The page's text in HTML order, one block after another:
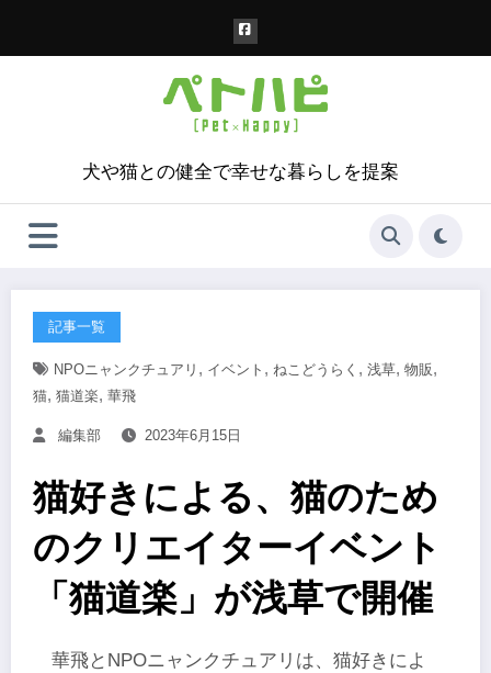
犬や猫との健全で幸せな暮らしを提案
記事一覧
NPOニャンクチュアリ , イベント , ねこどうらく , 浅草, 物販 ,
猫, 猫道楽, 華飛
編集部 2023年6月15日
猫好きによる、猫のため
のクリエイターイベント
「猫道楽」が浅草で開催
華飛とNPOニャンクチュアリは、猫好きによ